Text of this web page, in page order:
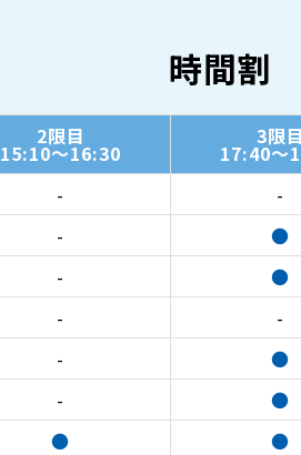
時間割
2限目
15:10～16:30
3限目
17:40～
- -
- ●
- ●
- -
- ●
- ●
● ●